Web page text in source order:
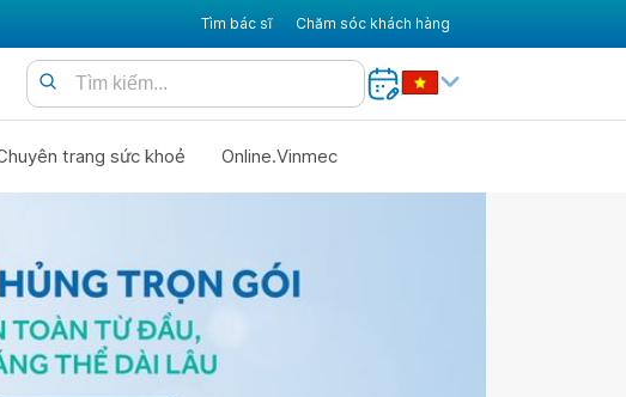
Tìm bác sĩ Chăm sóc khách hàng
trang sức khoẻ Online.Vinmec